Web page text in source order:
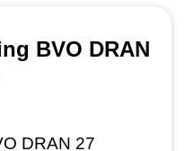
BVO DRAN
DRAN 27